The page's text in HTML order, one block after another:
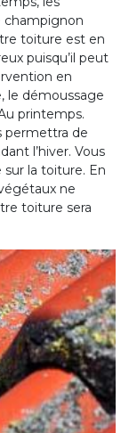
champignon
toiture est en
puisqu’il peut
en
le démoussage
printemps.
permettra de
l’hiver. Vous
sur la toiture. En
ne
toiture sera